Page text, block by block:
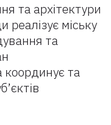
та архітектури
реалізує міську
та
координує та